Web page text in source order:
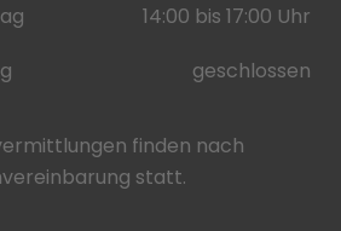
14:00 bis 17:00 Uhr
geschlossen
finden nach
statt.